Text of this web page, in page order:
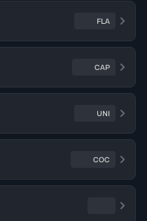
FLA
CAP
UNI
COC